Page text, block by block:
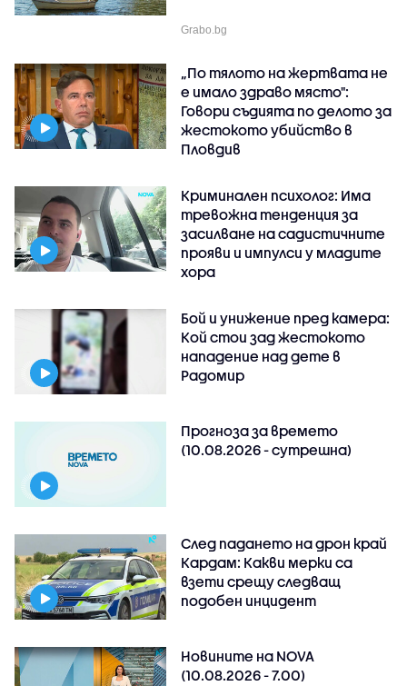
Grabo.bg
„По тялото на жертвата не
е имало здраво място":
Говори съдията по делото за
жестокото убийство в
Пловдив
Криминален психолог: Има
тревожна тенденция за
засилване на садистичните
прояви и импулси у младите
хора
Бой и унижение пред камера:
Кой стои зад жестокото
нападение над дете в
Радомир
Прогноза за времето
(10.08.2026 - сутрешна)
След падането на дрон край
Кардам: Какви мерки са
взети срещу следващ
подобен инцидент
Новините на NOVA
(10.08.2026 - 7.00)